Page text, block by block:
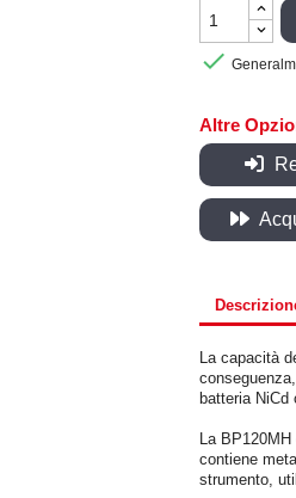

Altre
La capacità
batteria NiCd
La
contiene
strumento,